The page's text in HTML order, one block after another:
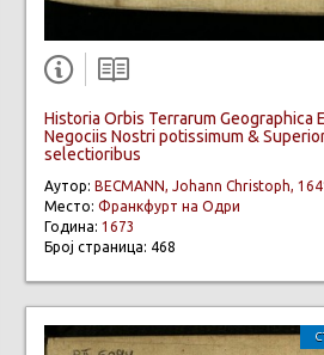
Historia Orbis Terrarum Geographica
Negociis Nostri potissimum &
selectioribus
Аутор: BECMANN, Johann Christoph,
Место: Франкфурт на Одри
Година: 1673
Број страница: 468